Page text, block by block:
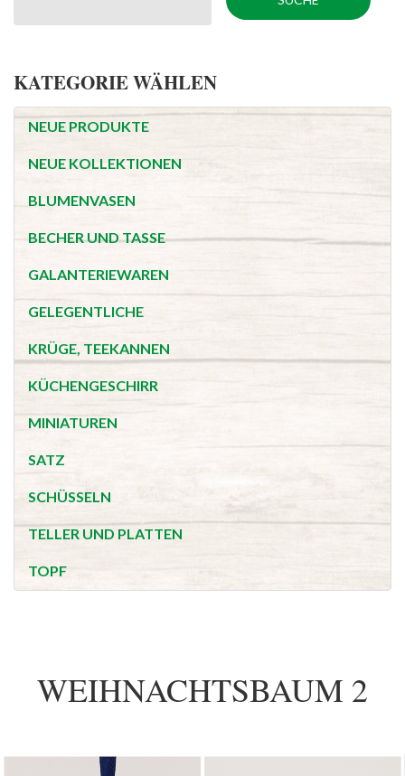
KATEGORIE WÄHLEN
NEUE PRODUKTE
NEUE KOLLEKTIONEN
BLUMENVASEN
BECHER UND TASSE
GALANTERIEWAREN
GELEGENTLICHE
KRÜGE, TEEKANNEN
KÜCHENGESCHIRR
MINIATUREN
SATZ
SCHÜSSELN
TELLER UND PLATTEN
TOPF
WEIHNACHTSBAUM 2